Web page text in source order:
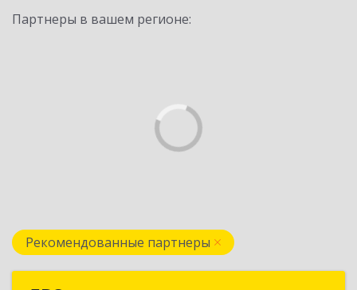
Партнеры в вашем регионе:
Рекомендованные партнеры